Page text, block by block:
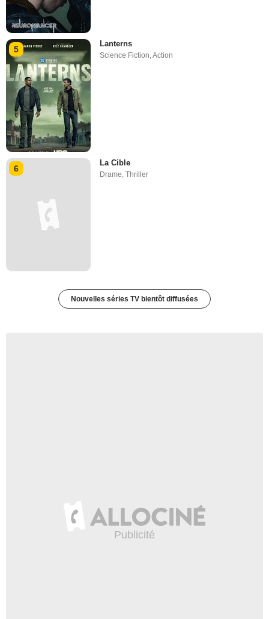
5
Lanterns
Science Fiction ,Action
6
La Cible
Drame,Thriller
Nouvelles séries TV bientôt diffusées